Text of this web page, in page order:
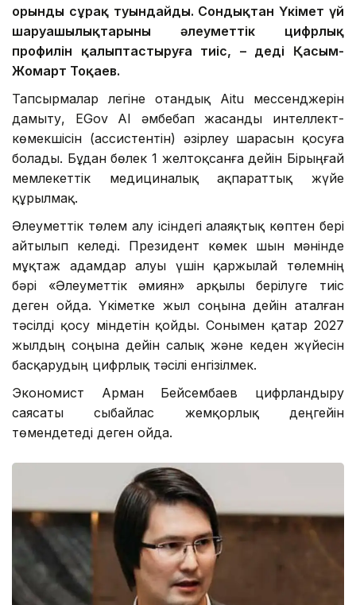
орынды сұрақ туындайды. Сондықтан Үкімет үй
шаруашылықтарының әлеуметтік цифрлық
профилін қалыптастыруға тиіс, – деді Қасым-
Жомарт Тоқаев.
Тапсырмалар легіне отандық Aitu мессенджерін
дамыту, EGov AI әмбебап жасанды интеллект-
көмекшісін (ассистентін) әзірлеу шарасын қосуға
болады. Бұдан бөлек 1 желтоқсанға дейін Бірыңғай
мемлекеттік медициналық ақпараттық жүйе
құрылмақ.
Әлеуметтік төлем алу ісіндегі алаяқтық көптен бері
айтылып келеді. Президент көмек шын мәнінде
мұқтаж адамдар алуы үшін қаржылай төлемнің
бәрі «Әлеуметтік әмиян» арқылы берілуге тиіс
деген ойда. Үкіметке жыл соңына дейін аталған
тәсілді қосу міндетін қойды. Сонымен қатар 2027
жылдың соңына дейін салық және кеден жүйесін
басқарудың цифрлық тәсілі енгізілмек.
Экономист Арман Бейсембаев цифрландыру
саясаты сыбайлас жемқорлық деңгейін
төмендетеді деген ойда.